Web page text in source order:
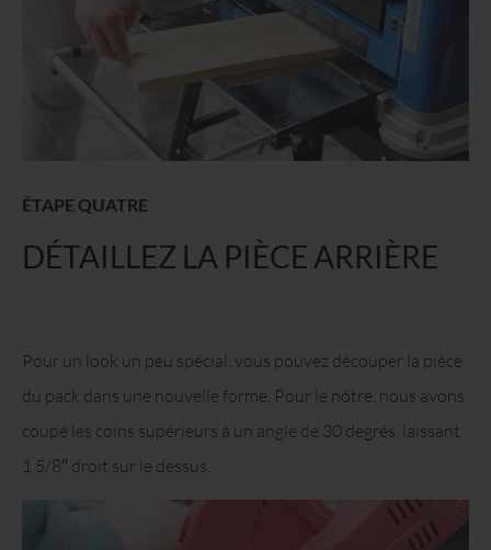
ÉTAPE QUATRE
DÉTAILLEZ LA PIÈCE ARRIÈRE
Pour un look un peu spécial, vous pouvez découper la pièce
du pack dans une nouvelle forme. Pour le nôtre, nous avons
coupé les coins supérieurs à un angle de 30 degrés, laissant
1 5/8′′ droit sur le dessus.